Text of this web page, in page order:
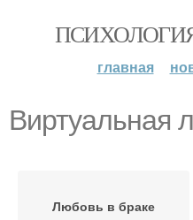
главная
Виртуальная
Любовь в браке